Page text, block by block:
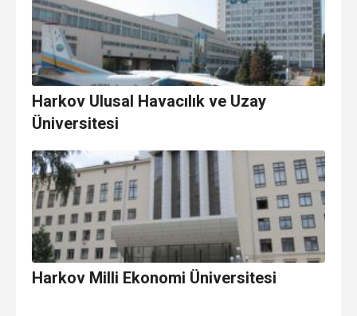
Harkov Ulusal Havacılık ve Uzay
Üniversitesi
Harkov Milli Ekonomi Üniversitesi